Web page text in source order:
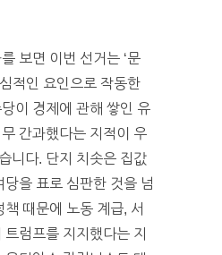
보면 이번 선거는 ‘문
심적인 요인으로 작동한
이 경제에 관해 쌓인 유
간과했다는 지적이 우
니다. 단지 치솟은 집값
을 표로 심판한 것을 넘
때문에 노동 계급, 서
럼프를 지지했다는 지